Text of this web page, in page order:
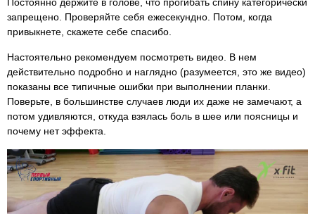
запрещено. Проверяйте себя ежесекундно. Потом, когда
привыкнете, скажете себе спасибо.
Настоятельно рекомендуем посмотреть видео. В нем
действительно подробно и наглядно (разумеется, это же видео)
показаны все типичные ошибки при выполнении планки.
Поверьте, в большинстве случаев люди их даже не замечают, а
потом удивляются, откуда взялась боль в шее или поясницы и
почему нет эффекта.